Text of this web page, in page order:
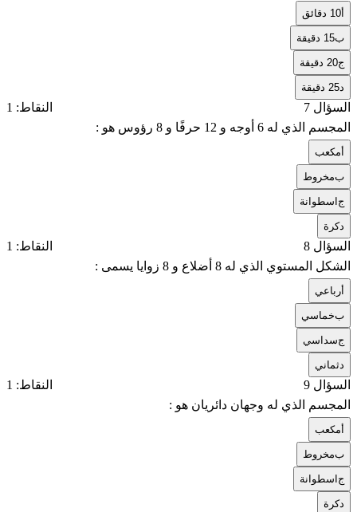
10 دقائق
ب15 دقيقة
ج20 دقيقة
25 دقيقة
السؤال 7
النقاط: 1
المجسم الذي له 6 أوجه و 12 حرفًا و 8 رؤوس هو :
مكعب
بمخروط
جاسطوانة
كرة
السؤال 8
النقاط: 1
الشكل المستوي الذي له 8 أضلاع و 8 زوايا يسمى :
رباعي
بخماسي
جسداسي
ثماني
السؤال 9
النقاط: 1
المجسم الذي له وجهان دائريان هو :
مكعب
بمخروط
جاسطوانة
كرة